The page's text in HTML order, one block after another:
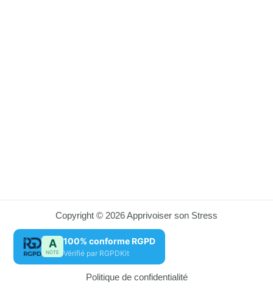
Copyright © 2026 Apprivoiser son Stress
A
NOTE
100% conforme RGPD
Vérifié par RGPDKit
Politique de confidentialité